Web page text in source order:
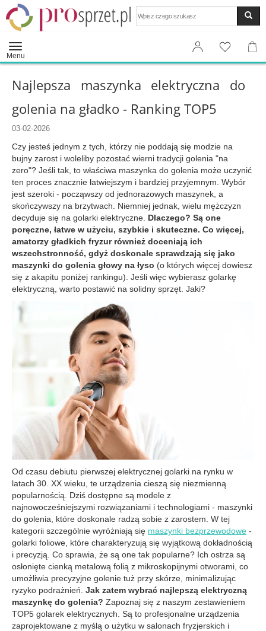
Menu
Najlepsza maszynka elektryczna do
golenia na gładko - Ranking TOP5
03-02-2026
Czy jesteś jednym z tych, którzy nie poddają się modzie na
bujny zarost i woleliby pozostać wierni tradycji golenia "na
zero"? Jeśli tak, to właściwa maszynka do golenia może uczynić
ten proces znacznie łatwiejszym i bardziej przyjemnym. Wybór
jest szeroki - począwszy od jednorazowych maszynek, a
skończywszy na brzytwach. Niemniej jednak, wielu mężczyzn
decyduje się na golarki elektryczne. Dlaczego? Są one
poręczne, łatwe w użyciu, szybkie i skuteczne. Co więcej,
amatorzy gładkich fryzur również doceniają ich
wszechstronność, gdyż doskonale sprawdzają się jako
maszynki do golenia głowy na łyso (o których więcej dowiesz
się z akapitu poniżej rankingu). Jeśli więc wybierasz golarkę
elektryczną, warto postawić na solidny sprzęt. Jaki?
Od czasu debiutu pierwszej elektrycznej golarki na rynku w
latach 30. XX wieku, te urządzenia cieszą się niezmienną
popularnością. Dziś dostępne są modele z
najnowocześniejszymi rozwiązaniami i technologiami - maszynki
do golenia, które doskonale radzą sobie z zarostem. W tej
kategorii szczególnie wyróżniają się maszynki bezprzewodowe -
golarki foliowe, które charakteryzują się wyjątkową dokładnością
i precyzją. Co sprawia, że ​​są one tak popularne? Ich ostrza są
osłonięte cienką metalową folią z mikroskopijnymi otworami, co
umożliwia precyzyjne golenie tuż przy skórze, minimalizując
ryzyko podrażnień. Jak zatem wybrać najlepszą elektryczną
maszynkę do golenia? Zapoznaj się z naszym zestawieniem
TOP5 golarek elektrycznych. Są to profesjonalne urządzenia
zaprojektowane z myślą o użytku w salonach fryzjerskich i